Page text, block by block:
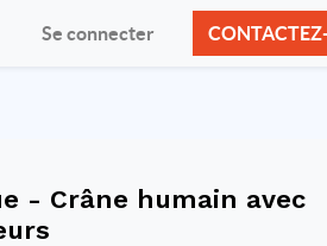
Se connecter
- Crâne humain avec